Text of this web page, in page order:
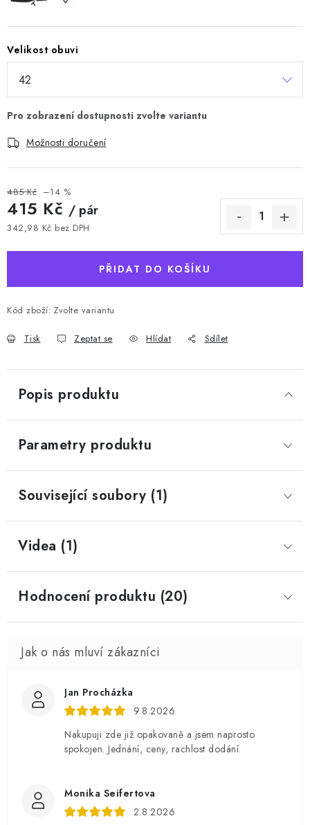
Velikost obuvi
Možnosti doručení
485 Kč –14 %
415 Kč / pár
342,98 Kč bez DPH
PŘIDAT DO KOŠÍKU
Kód zboží: Zvolte variantu
Tisk Zeptat se Hlídat Sdílet
Popis produktu
Parametry produktu
Související soubory (1)
Videa (1)
Hodnocení produktu (20)
Jan Procházka
9.8.2026
Nakupuji zde již opakovaně a jsem naprosto
spokojen. Jednání, ceny, rachlost dodání.
Monika Seifertova
2.8.2026